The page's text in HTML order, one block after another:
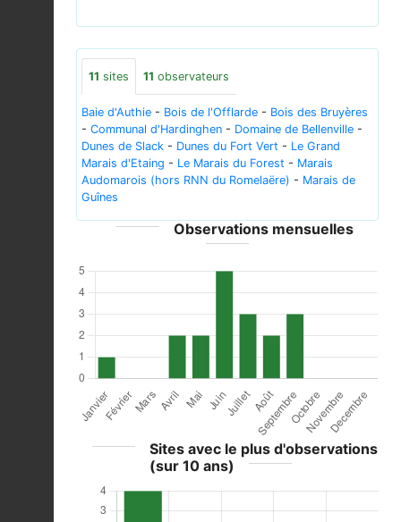
11 sites 11 observateurs
Baie d'Authie - Bois de l'Offlarde - Bois des Bruyères
- Communal d'Hardinghen - Domaine de Bellenville -
Dunes de Slack - Dunes du Fort Vert - Le Grand
Marais d'Etaing - Le Marais du Forest - Marais
Audomarois (hors RNN du Romelaëre) - Marais de
Guînes
Observations mensuelles
Sites avec le plus d'observations
(sur 10 ans)